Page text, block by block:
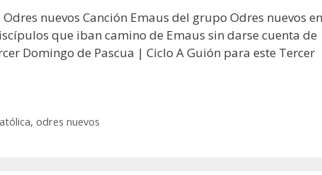
nuevos Canción Emaus del grupo Odres nuevos en
que iban camino de Emaus sin darse cuenta de
Domingo de Pascua | Ciclo A Guión para este Tercer
,odres nuevos